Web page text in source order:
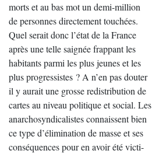
morts et au bas mot un demi-million
de personnes directement touchées.
Quel serait donc l’état de la France
après une telle saignée frappant les
habitants parmi les plus jeunes et les
plus progressistes ? A n’en pas douter
il y aurait une grosse redistribution de
cartes au niveau politique et social. Les
anarchosyndicalistes connaissent bien
ce type d’élimination de masse et ses
conséquences pour en avoir été victi-